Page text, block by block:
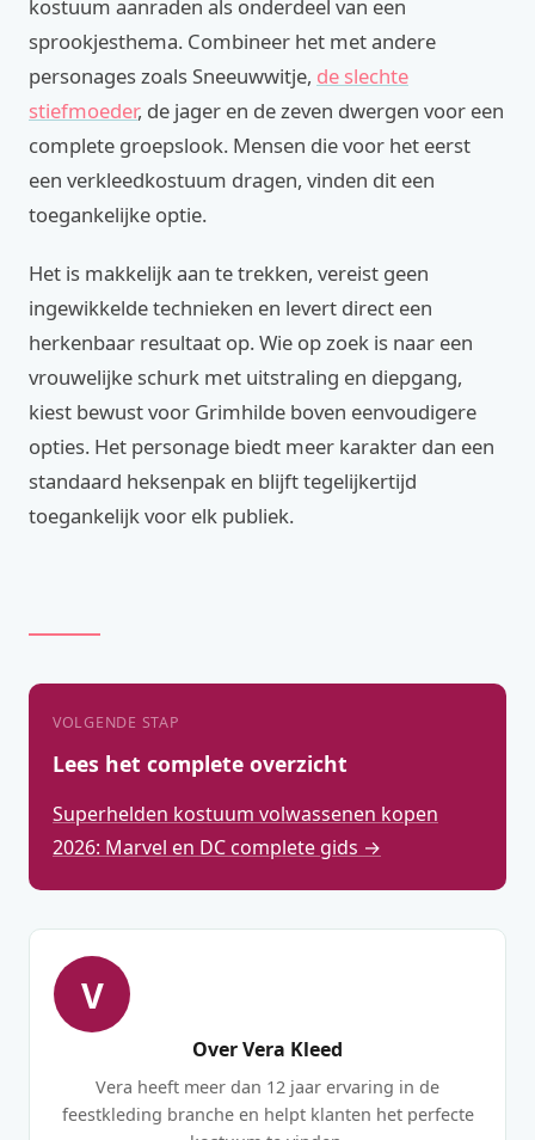
kostuum aanraden als onderdeel van een
sprookjesthema. Combineer het met andere
personages zoals Sneeuwwitje, de slechte
stiefmoeder, de jager en de zeven dwergen voor een
complete groepslook. Mensen die voor het eerst
een verkleedkostuum dragen, vinden dit een
toegankelijke optie.
Het is makkelijk aan te trekken, vereist geen
ingewikkelde technieken en levert direct een
herkenbaar resultaat op. Wie op zoek is naar een
vrouwelijke schurk met uitstraling en diepgang,
kiest bewust voor Grimhilde boven eenvoudigere
opties. Het personage biedt meer karakter dan een
standaard heksenpak en blijft tegelijkertijd
toegankelijk voor elk publiek.
VOLGENDE STAP
Lees het complete overzicht
Superhelden kostuum volwassenen kopen
2026: Marvel en DC complete gids →
V
Over Vera Kleed
Vera heeft meer dan 12 jaar ervaring in de
feestkleding branche en helpt klanten het perfecte